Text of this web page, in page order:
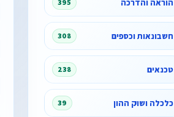
הוראה והדרכה 395
חשבונאות וכספים 308
טכנאים 238
כלכלה ושוק ההון 39